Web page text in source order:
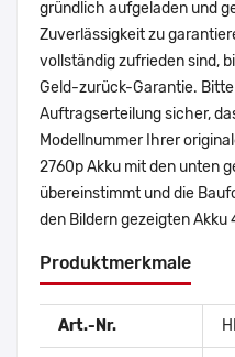
gründlich aufgeladen und
Zuverlässigkeit zu
vollständig zufrieden sind,
Geld-zurück-Garantie.
Auftragserteilung sicher,
Modellnummer Ihrer
2760p Akku mit den unten
übereinstimmt und die
den Bildern gezeigten
Produktmerkmale
Art.-Nr.